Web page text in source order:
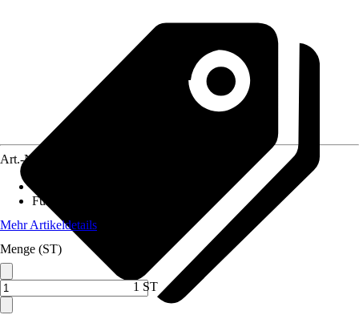
Art.-Nr.
Funktionen
Mehr Artikeldetails
Menge (ST)
1 ST